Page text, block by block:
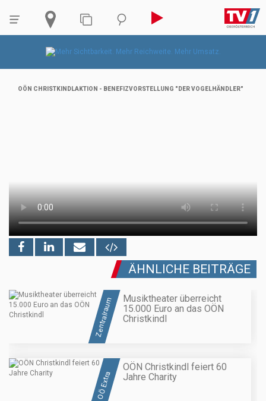
OÖN CHRISTKINDLAKTION - BENEFIZVORSTELLUNG "DER VOGELHÄNDLER"
ÄHNLICHE BEITRÄGE
Zentralraum
Musiktheater überreicht
15.000 Euro an das OÖN
Christkindl
OÖ Extra
OÖN Christkindl feiert 60
Jahre Charity